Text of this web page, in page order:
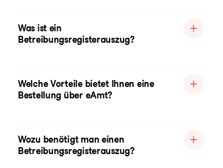
Was ist ein
Betreibungsregisterauszug?
Welche Vorteile bietet Ihnen eine
Bestellung über eAmt?
Wozu benötigt man einen
Betreibungsregisterauszug?